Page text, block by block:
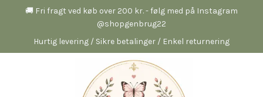
🚚 Fri fragt ved køb over 200 kr. - følg med på Instagram
@shopgenbrug22
Hurtig levering / Sikre betalinger / Enkel returnering